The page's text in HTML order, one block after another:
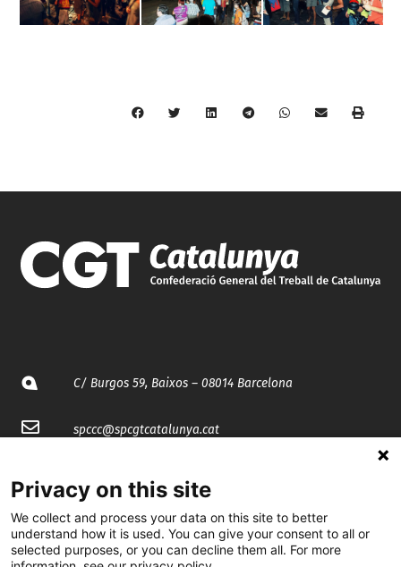
C/ Burgos 59, Baixos – 08014 Barcelona
spccc@spcgtcatalunya.cat
@CGTCatalunya
cgtcatalunya
Privacy on this site
We collect and process your data on this site to better
understand how it is used. You can give your consent to all or
selected purposes, or you can decline them all. For more